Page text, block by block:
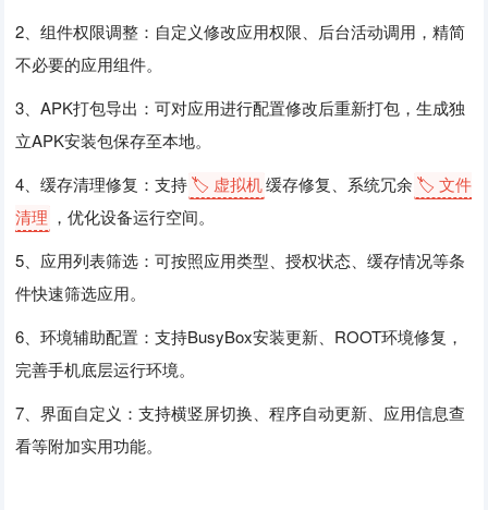
2、组件权限调整：自定义修改应用权限、后台活动调用，精简
不必要的应用组件。
3、APK打包导出：可对应用进行配置修改后重新打包，生成独
立APK安装包保存至本地。
4、缓存清理修复：支持🏷️ 虚拟机缓存修复、系统冗余 🏷️ 文件
清理 ，优化设备运行空间。
5、应用列表筛选：可按照应用类型、授权状态、缓存情况等条
件快速筛选应用。
6、环境辅助配置：支持BusyBox安装更新、ROOT环境修复，
完善手机底层运行环境。
7、界面自定义：支持横竖屏切换、程序自动更新、应用信息查
看等附加实用功能。